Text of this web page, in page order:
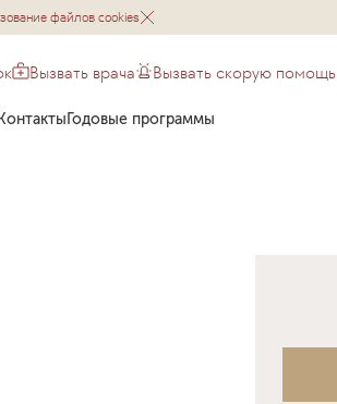
файлов cookies
Вызвать врача Вызвать скорую помощь
КонтактыГодовые программы